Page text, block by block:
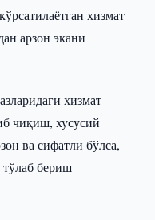
хизмат
арзон экани
хизмат
чиқиш, хусусий
ва сифатли бўлса,
тўлаб бериш